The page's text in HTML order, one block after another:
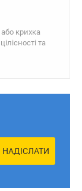
або крихка
та
НАДІСЛАТИ